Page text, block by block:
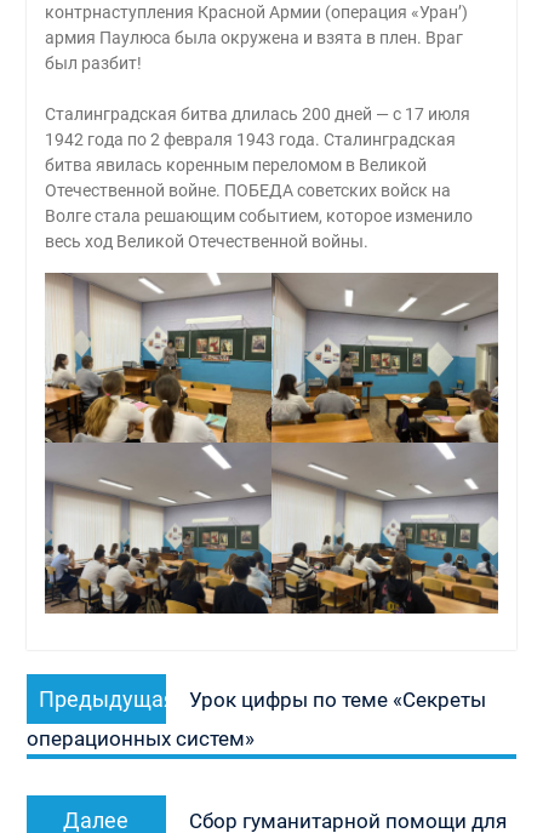
контрнаступления Красной Армии (операция «Уран’)
армия Паулюса была окружена и взята в плен. Враг
был разбит!
Сталинградская битва длилась 200 дней — с 17 июля
1942 года по 2 февраля 1943 года. Сталинградская
битва явилась коренным переломом в Великой
Отечественной войне. ПОБЕДА советских войск на
Волге стала решающим событием, которое изменило
весь ход Великой Отечественной войны.
Навигация
по
записям
Предыдущая
Предыдущая
запись:
Урок цифры по теме «Секреты
операционных систем»
Далее
Следующая
Сбор гуманитарной помощи для